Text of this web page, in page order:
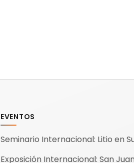
EVENTOS
Seminario Internacional: Litio en
Exposición Internacional: San